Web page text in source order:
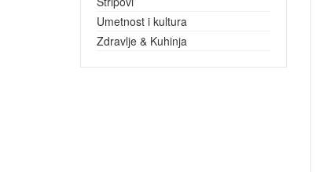
Umetnost i kultura
Zdravlje & Kuhinja